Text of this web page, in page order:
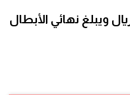
ويبلغ نهائي الأبطال